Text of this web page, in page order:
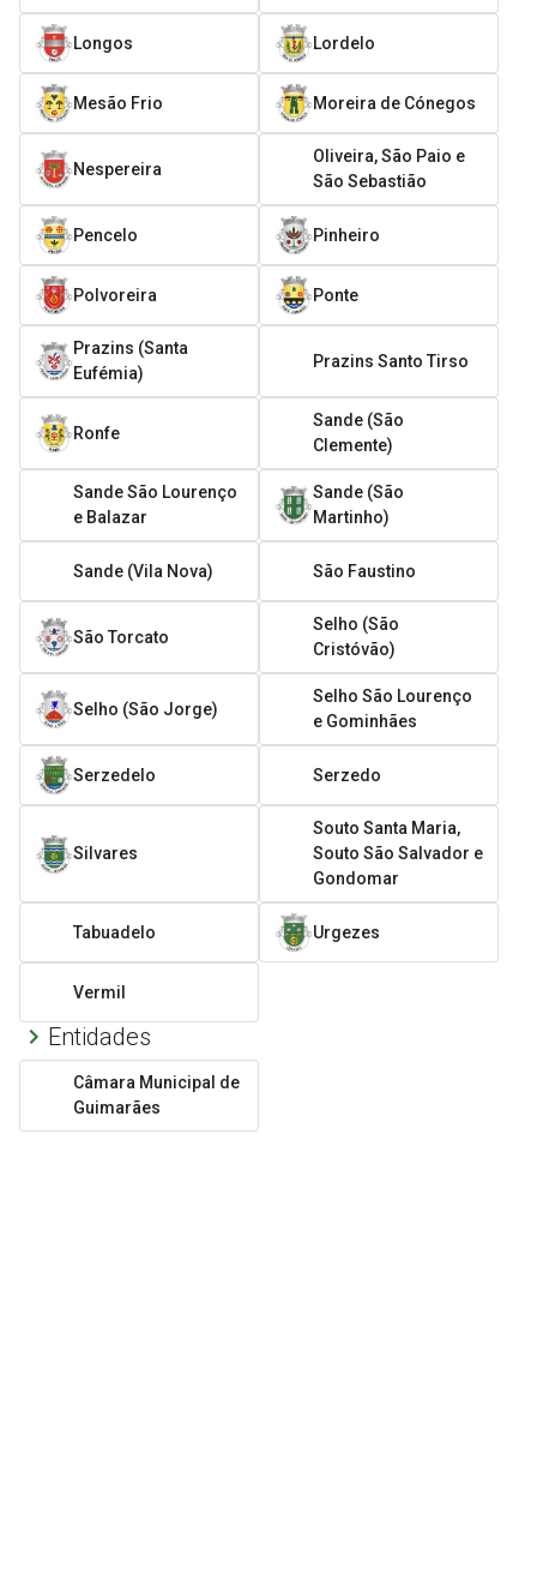
Longos Lordelo
Mesão Frio Moreira de Cónegos
Nespereira
Oliveira, São Paio e
São Sebastião
Pencelo Pinheiro
Polvoreira Ponte
Prazins (Santa
Eufémia)
Prazins Santo Tirso
Ronfe
Sande (São
Clemente)
Sande São Lourenço
e Balazar
Sande (São
Martinho)
Sande (Vila Nova) São Faustino
São Torcato
Selho (São
Cristóvão)
Selho (São Jorge)
Selho São Lourenço
e Gominhães
Serzedelo Serzedo
Silvares
Souto Santa Maria,
Souto São Salvador e
Gondomar
Tabuadelo Urgezes
Vermil
Entidades
Câmara Municipal de
Guimarães